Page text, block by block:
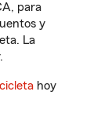
para
y
La
hoy